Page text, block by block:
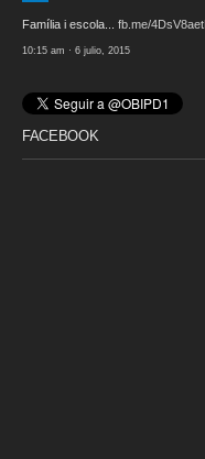
Família i escola... fb.me/4DsV8aetL
10:15 am · 6 julio, 2015
FACEBOOK